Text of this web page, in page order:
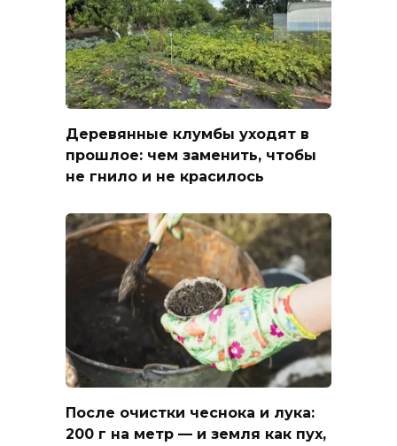
Деревянные клумбы уходят в
прошлое: чем заменить, чтобы
не гнило и не красилось
После очистки чеснока и лука:
200 г на метр — и земля как пух,